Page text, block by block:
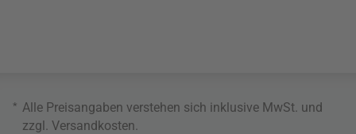
* Alle Preisangaben verstehen sich inklusive MwSt. und
zzgl. Versandkosten